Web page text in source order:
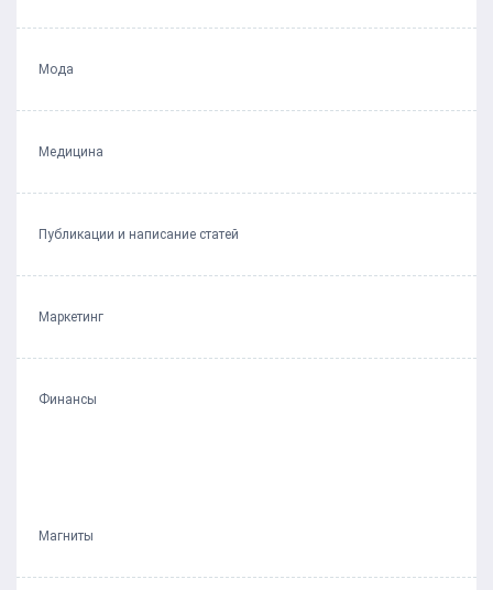
Мода
Медицина
Публикации и написание статей
Маркетинг
Финансы
Магниты